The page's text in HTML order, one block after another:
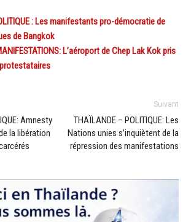
: Les manifestants pro-démocratie de
de Bangkok
L’aéroport de Chep Lak Kok pris
Amnesty
la libération
Suivant
THAÏLANDE – POLITIQUE: Les
Nations unies s’inquiètent de la
répression des manifestations